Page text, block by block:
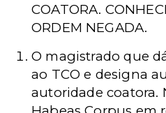
COATORA.
ORDEM NEGADA.
O magistrado que
ao TCO e designa
autoridade coatora.